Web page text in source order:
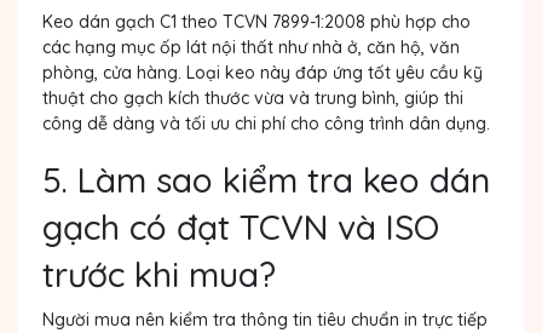
Keo dán gạch C1 theo TCVN 7899-1:2008 phù hợp cho
các hạng mục ốp lát nội thất như nhà ở, căn hộ, văn
phòng, cửa hàng. Loại keo này đáp ứng tốt yêu cầu kỹ
thuật cho gạch kích thước vừa và trung bình, giúp thi
công dễ dàng và tối ưu chi phí cho công trình dân dụng.
5. Làm sao kiểm tra keo dán
gạch có đạt TCVN và ISO
trước khi mua?
Người mua nên kiểm tra thông tin tiêu chuẩn in trực tiếp